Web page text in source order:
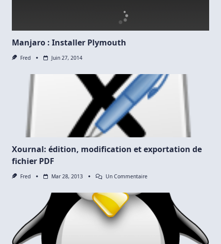
Manjaro : Installer Plymouth
Fred Juin 27, 2014
Xournal: édition, modification et exportation de
fichier PDF
Fred Mar 28, 2013 Un CommentaireSur
Modification
Et
Exportation
Fichier